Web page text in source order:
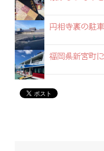
円相寺裏の駐
福岡県新宮町